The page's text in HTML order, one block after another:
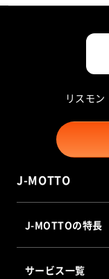
リスモ
J-MOTTO
J-MOTTOの特長
サービス一覧